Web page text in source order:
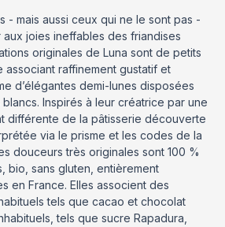
- mais aussi ceux qui ne le sont pas -
joies ineffables des friandises
originales de Luna sont de petits
associant raffinement gustatif et
d’élégantes demi-lunes disposées
Inspirés à leur créatrice par une
différente de la pâtisserie découverte
via le prisme et les codes de la
douceurs très originales sont 100 %
bio, sans gluten, entièrement
en France. Elles associent des
tels que cacao et chocolat
tels que sucre Rapadura,